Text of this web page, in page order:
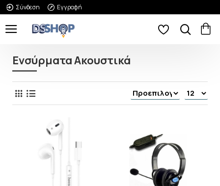
Σύνδεση Εγγραφή
Ενσύρματα Ακουστικά